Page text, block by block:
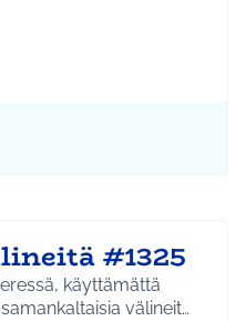
Jokela
mukaan: Ympäristö
#1325
käyttämättä
välineit…